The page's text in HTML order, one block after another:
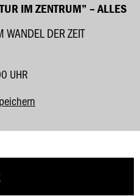
IM ZENTRUM” – ALLES
WANDEL DER ZEIT
UHR